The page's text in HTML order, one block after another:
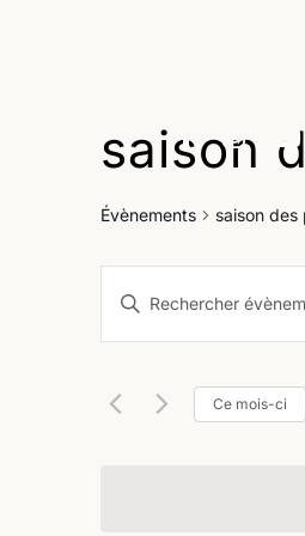
saison
Évènements saison des
Recherche
et
de
Saisir
Évènements
Ce mois-ci